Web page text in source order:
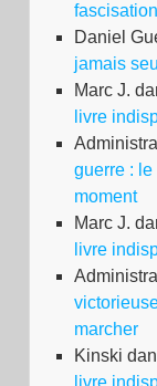
Daniel
jamais seul
Marc J.
livre
guerre :
moment
Marc J.
livre
marcher
Kinski
livre